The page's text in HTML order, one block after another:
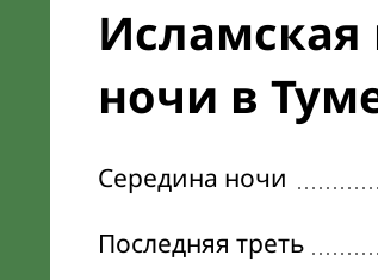
Исламская
ночи в
Середина ночи
Последняя треть